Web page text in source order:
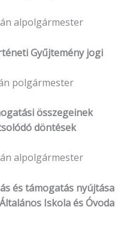
Gyűjtemény jogi
összegeinek
döntések
és támogatás nyújtása
Iskola és Óvoda